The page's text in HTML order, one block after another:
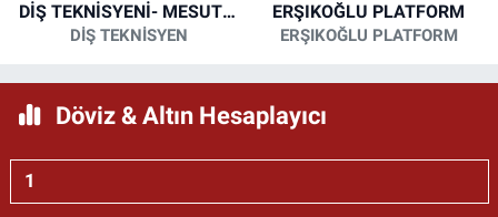
DİŞ TEKNİSYENİ- MESUT KORKMAZ
DİŞ TEKNİSYEN
ERŞIKOĞLU PLATFORM
ERŞIKOĞLU PLATFORM
Döviz & Altın Hesaplayıcı